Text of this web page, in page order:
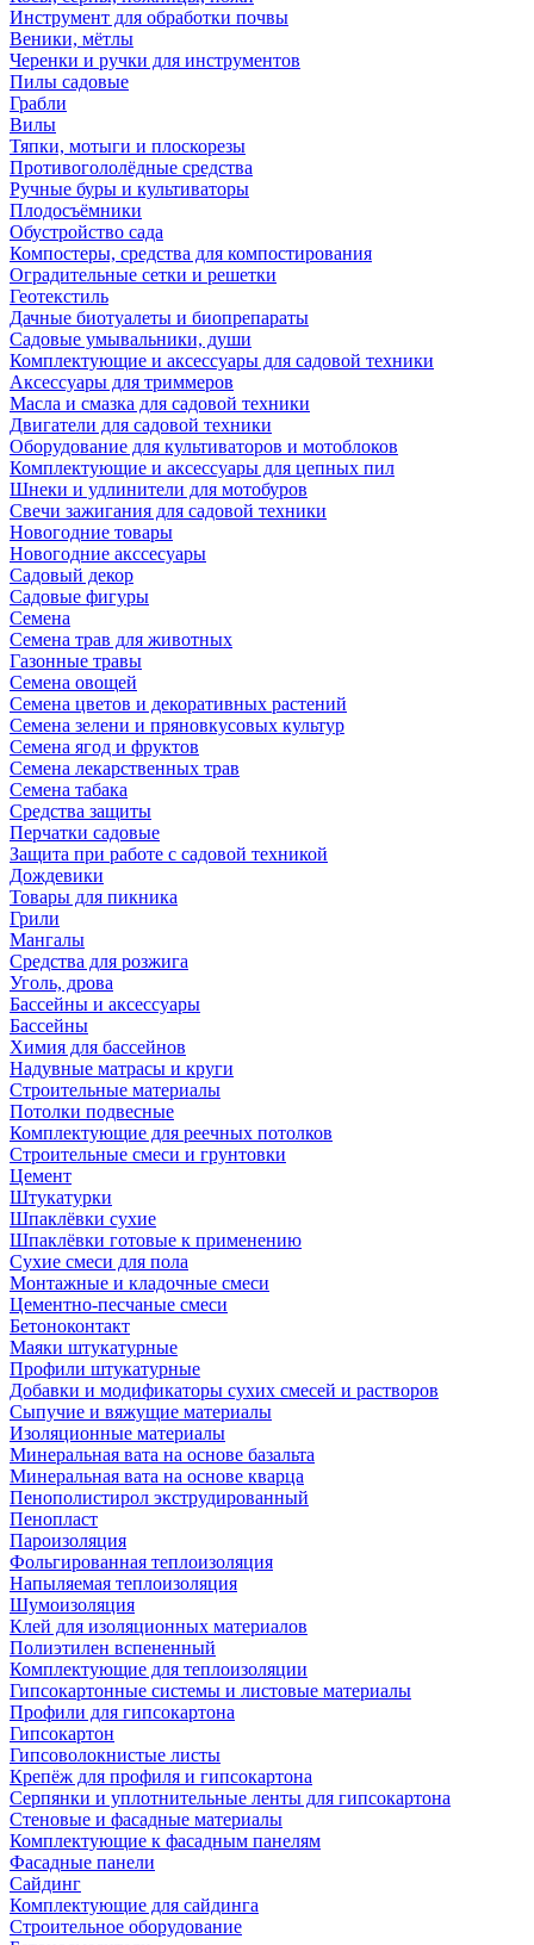
Инструмент для обработки почвы
Веники, мётлы
Черенки и ручки для инструментов
Пилы садовые
Грабли
Вилы
Тяпки, мотыги и плоскорезы
Противогололёдные средства
Ручные буры и культиваторы
Плодосъёмники
Обустройство сада
Компостеры, средства для компостирования
Оградительные сетки и решетки
Геотекстиль
Дачные биотуалеты и биопрепараты
Садовые умывальники, души
Комплектующие и аксессуары для садовой техники
Аксессуары для триммеров
Масла и смазка для садовой техники
Двигатели для садовой техники
Оборудование для культиваторов и мотоблоков
Комплектующие и аксессуары для цепных пил
Шнеки и удлинители для мотобуров
Свечи зажигания для садовой техники
Новогодние товары
Новогодние акссесуары
Садовый декор
Садовые фигуры
Семена
Семена трав для животных
Газонные травы
Семена овощей
Семена цветов и декоративных растений
Семена зелени и пряновкусовых культур
Семена ягод и фруктов
Семена лекарственных трав
Семена табака
Средства защиты
Перчатки садовые
Защита при работе с садовой техникой
Дождевики
Товары для пикника
Грили
Мангалы
Средства для розжига
Уголь, дрова
Бассейны и аксессуары
Бассейны
Химия для бассейнов
Надувные матрасы и круги
Строительные материалы
Потолки подвесные
Комплектующие для реечных потолков
Строительные смеси и грунтовки
Цемент
Штукатурки
Шпаклёвки сухие
Шпаклёвки готовые к применению
Сухие смеси для пола
Монтажные и кладочные смеси
Цементно-песчаные смеси
Бетоноконтакт
Маяки штукатурные
Профили штукатурные
Добавки и модификаторы сухих смесей и растворов
Сыпучие и вяжущие материалы
Изоляционные материалы
Минеральная вата на основе базальта
Минеральная вата на основе кварца
Пенополистирол экструдированный
Пенопласт
Пароизоляция
Фольгированная теплоизоляция
Напыляемая теплоизоляция
Шумоизоляция
Клей для изоляционных материалов
Полиэтилен вспененный
Комплектующие для теплоизоляции
Гипсокартонные системы и листовые материалы
Профили для гипсокартона
Гипсокартон
Гипсоволокнистые листы
Крепёж для профиля и гипсокартона
Серпянки и уплотнительные ленты для гипсокартона
Стеновые и фасадные материалы
Комплектующие к фасадным панелям
Фасадные панели
Сайдинг
Комплектующие для сайдинга
Строительное оборудование